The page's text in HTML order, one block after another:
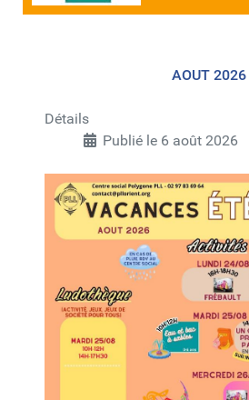
AOUT 2026
Détails
Publié le 6 août 2026